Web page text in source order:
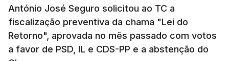
Presidente da República.
Assegurar que "ninguém é
António José Seguro solicitou ao TC a
fiscalização preventiva da chama "Lei do
Retorno", aprovada no mês passado com votos
a favor de PSD, IL e CDS-PP e a abstenção do